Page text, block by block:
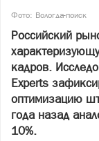
Фото: Вологда-поиск
Российский
кадров.
Experts
оптимизацию
года назад
10%.